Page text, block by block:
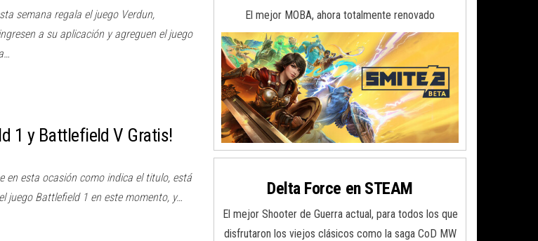
semana regala el juego Verdun,
a su aplicación y agreguen el juego
1 y Battlefield V Gratis!
en esta ocasión como indica el titulo, está
juego Battlefield 1 en este momento, y…
El mejor MOBA, ahora totalmente renovado
Delta Force en STEAM
El mejor Shooter de Guerra actual, para todos los que
disfrutaron los viejos clásicos como la saga CoD MW